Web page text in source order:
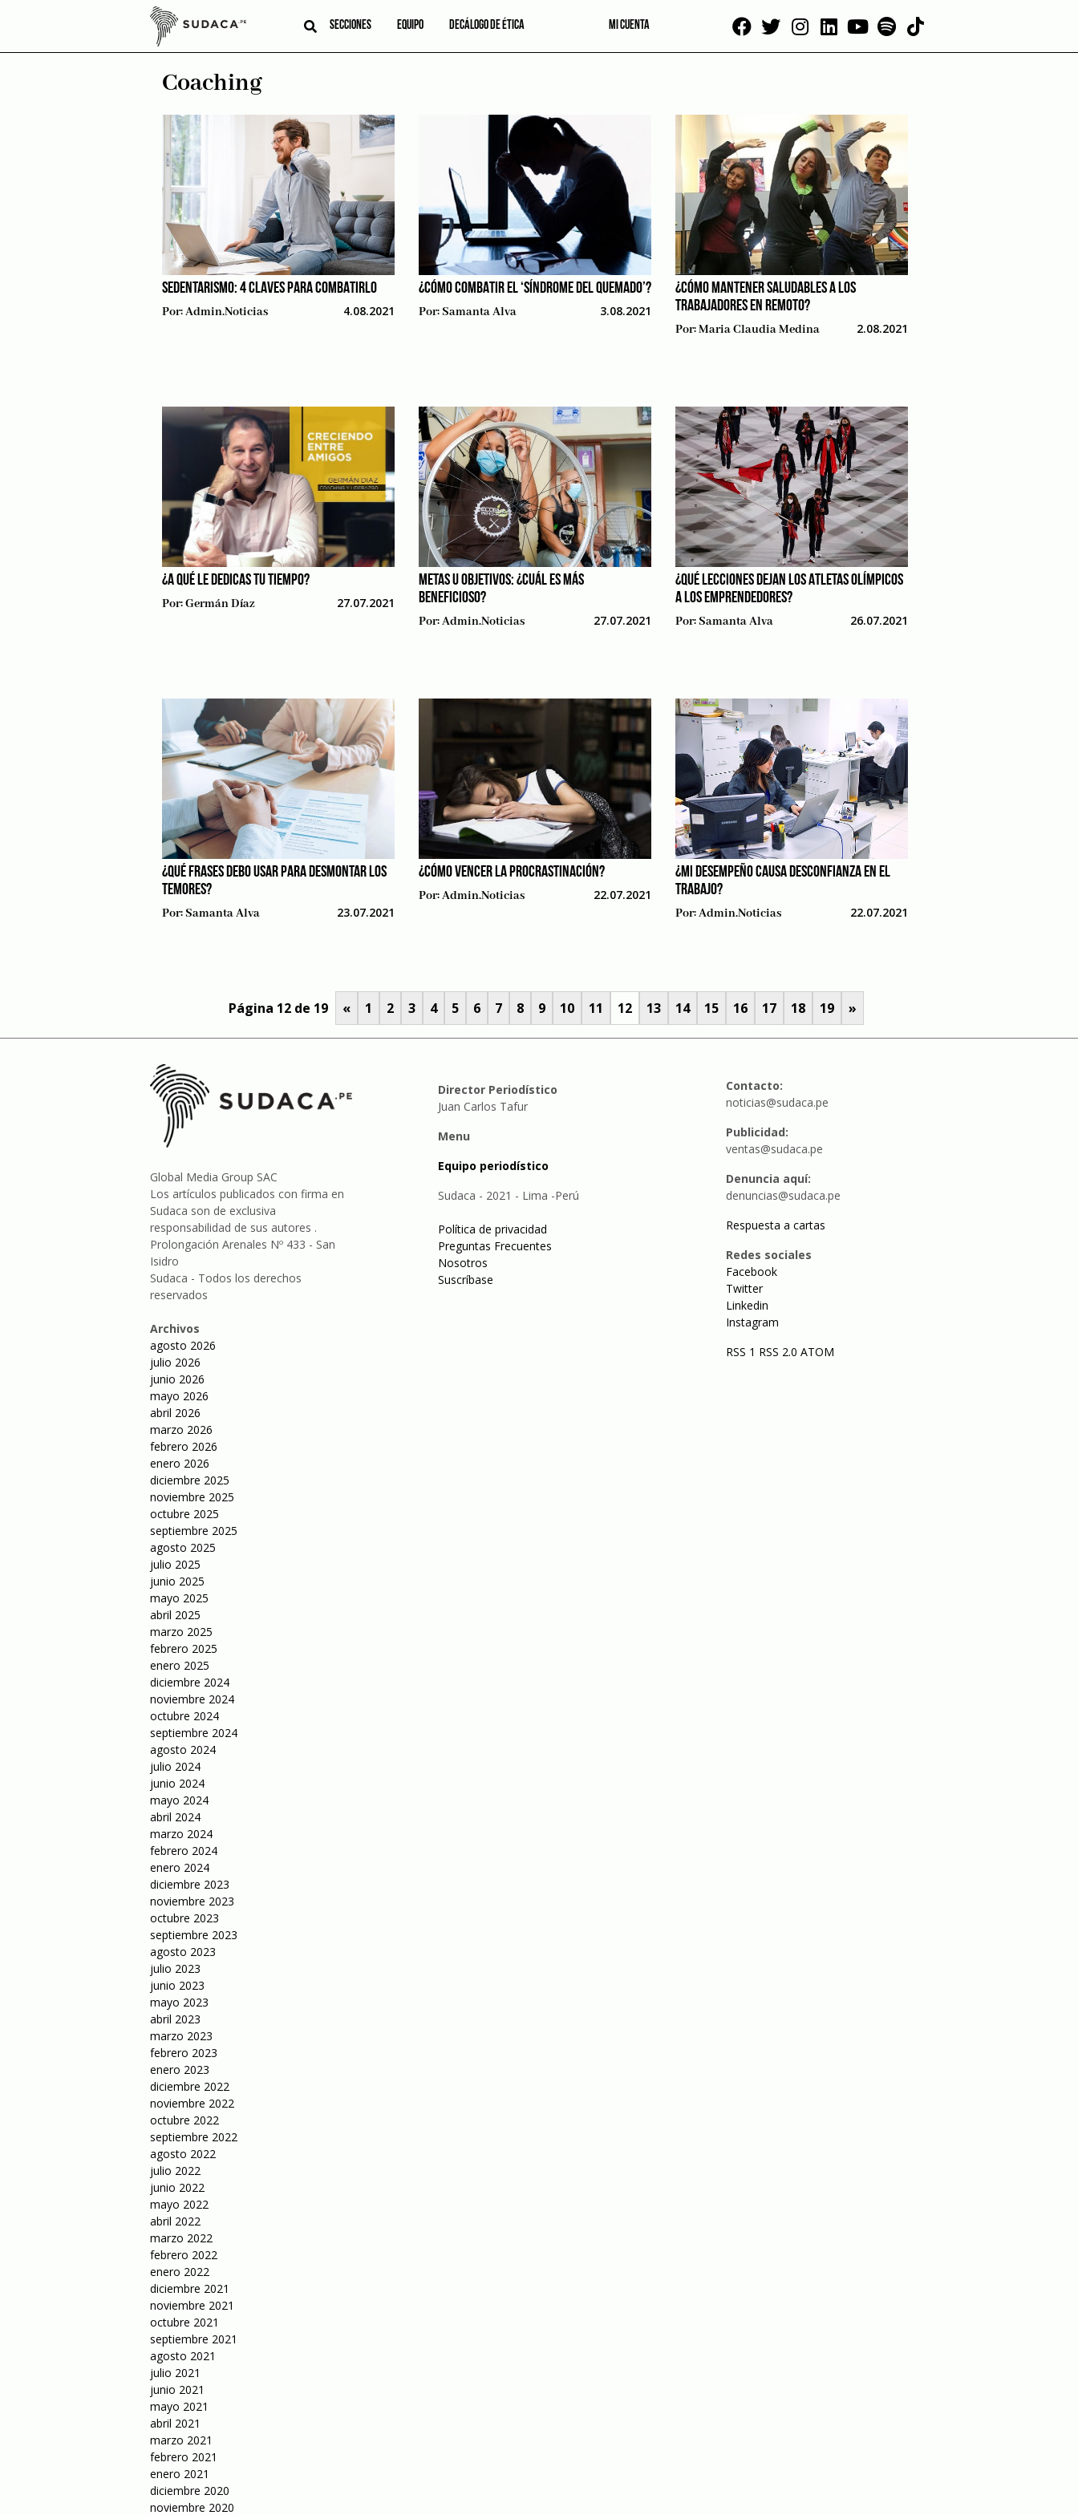
SECCIONES EQUIPO DECÁLOGO DE ÉTICA MI CUENTA
Coaching
SEDENTARISMO: 4 CLAVES PARA COMBATIRLO
Por:Admin.noticias 4.08.2021
¿CÓMO COMBATIR EL ‘SÍNDROME DEL QUEMADO’?
Por:Samanta Alva 3.08.2021
¿CÓMO MANTENER SALUDABLES A LOS
TRABAJADORES EN REMOTO?
Por:Maria Claudia Medina 2.08.2021
¿A QUÉ LE DEDICAS TU TIEMPO?
Por:Germán Díaz 27.07.2021
METAS U OBJETIVOS: ¿CUÁL ES MÁS
BENEFICIOSO?
Por:Admin.noticias 27.07.2021
¿QUÉ LECCIONES DEJAN LOS ATLETAS OLÍMPICOS
A LOS EMPRENDEDORES?
Por:Samanta Alva 26.07.2021
¿QUÉ FRASES DEBO USAR PARA DESMONTAR LOS
TEMORES?
Por:Samanta Alva 23.07.2021
¿CÓMO VENCER LA PROCRASTINACIÓN?
Por:Admin.noticias 22.07.2021
¿MI DESEMPEÑO CAUSA DESCONFIANZA EN EL
TRABAJO?
Por:Admin.noticias 22.07.2021
Página 12 de 19 « 1 2 3 4 5 6 7 8 9 10 11 12 13 14 15 16 17 18 19 »
Global Media Group SAC
Los artículos publicados con firma en
Sudaca son de exclusiva
responsabilidad de sus autores .
Prolongación Arenales Nº 433 - San
Isidro
Sudaca - Todos los derechos
reservados
Archivos
agosto 2026
julio 2026
junio 2026
mayo 2026
abril 2026
marzo 2026
febrero 2026
enero 2026
diciembre 2025
noviembre 2025
octubre 2025
septiembre 2025
agosto 2025
julio 2025
junio 2025
mayo 2025
abril 2025
marzo 2025
febrero 2025
enero 2025
diciembre 2024
noviembre 2024
octubre 2024
septiembre 2024
agosto 2024
julio 2024
junio 2024
mayo 2024
abril 2024
marzo 2024
febrero 2024
enero 2024
diciembre 2023
noviembre 2023
octubre 2023
septiembre 2023
agosto 2023
julio 2023
junio 2023
mayo 2023
abril 2023
marzo 2023
febrero 2023
enero 2023
diciembre 2022
noviembre 2022
octubre 2022
septiembre 2022
agosto 2022
julio 2022
junio 2022
mayo 2022
abril 2022
marzo 2022
febrero 2022
enero 2022
diciembre 2021
noviembre 2021
octubre 2021
septiembre 2021
agosto 2021
julio 2021
junio 2021
mayo 2021
abril 2021
marzo 2021
febrero 2021
enero 2021
diciembre 2020
noviembre 2020
Director Periodístico
Juan Carlos Tafur
Menu
Equipo periodístico
Sudaca - 2021 - Lima -Perú
Política de privacidad
Preguntas Frecuentes
Nosotros
Suscríbase
Contacto:
noticias@sudaca.pe
Publicidad:
ventas@sudaca.pe
Denuncia aquí:
denuncias@sudaca.pe
Respuesta a cartas
Redes sociales
Facebook
Twitter
Linkedin
Instagram
RSS 1 RSS 2.0 ATOM